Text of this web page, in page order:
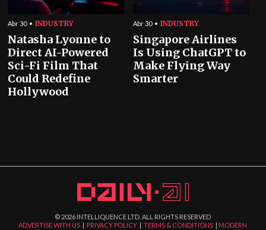
Abr 30 INDUSTRY
Natasha Lyonne to
Direct AI-Powered
Sci-Fi Film That
Could Redefine
Hollywood
Abr 30 INDUSTRY
Singapore Airlines
Is Using ChatGPT to
Make Flying Way
Smarter
© 2026 INTELLIQUENCE LTD. ALL RIGHTS RESERVED
ADVERTISE WITH US | PRIVACY POLICY |TERMS & CONDITIONS | MODERN